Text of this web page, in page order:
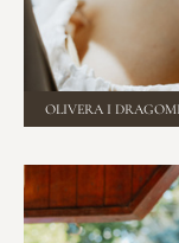
OLIVERA I